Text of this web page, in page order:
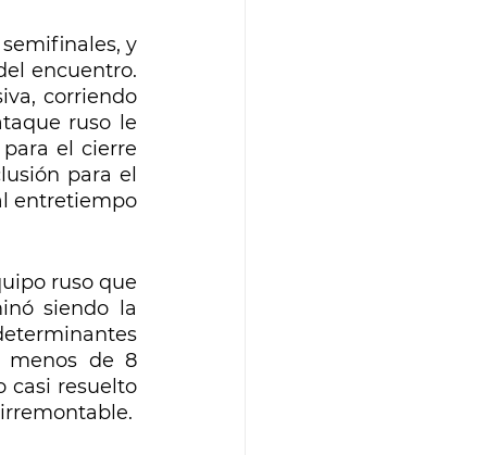
y
encuentro.
corriendo
ruso le
el cierre
para el
entretiempo
ruso que
siendo la
menos de 8
casi resuelto